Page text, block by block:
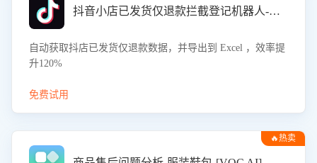
抖音小店已发货仅退款拦截登记机器人-八爪鱼
自动获取抖店已发货仅退款数据，并导出到 Excel ，效率提
升120%
免费试用
🔥热卖